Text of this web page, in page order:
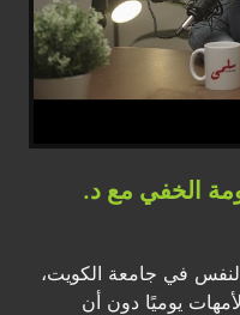
الخفي مع د.
في جامعة الكويت،
يوميًا دون أن